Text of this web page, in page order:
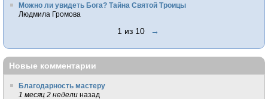
Можно ли увидеть Бога? Тайна Святой Троицы
Людмила Громова
1 из 10 →
Новые комментарии
Благодарность мастеру
1 месяц 2 недели назад